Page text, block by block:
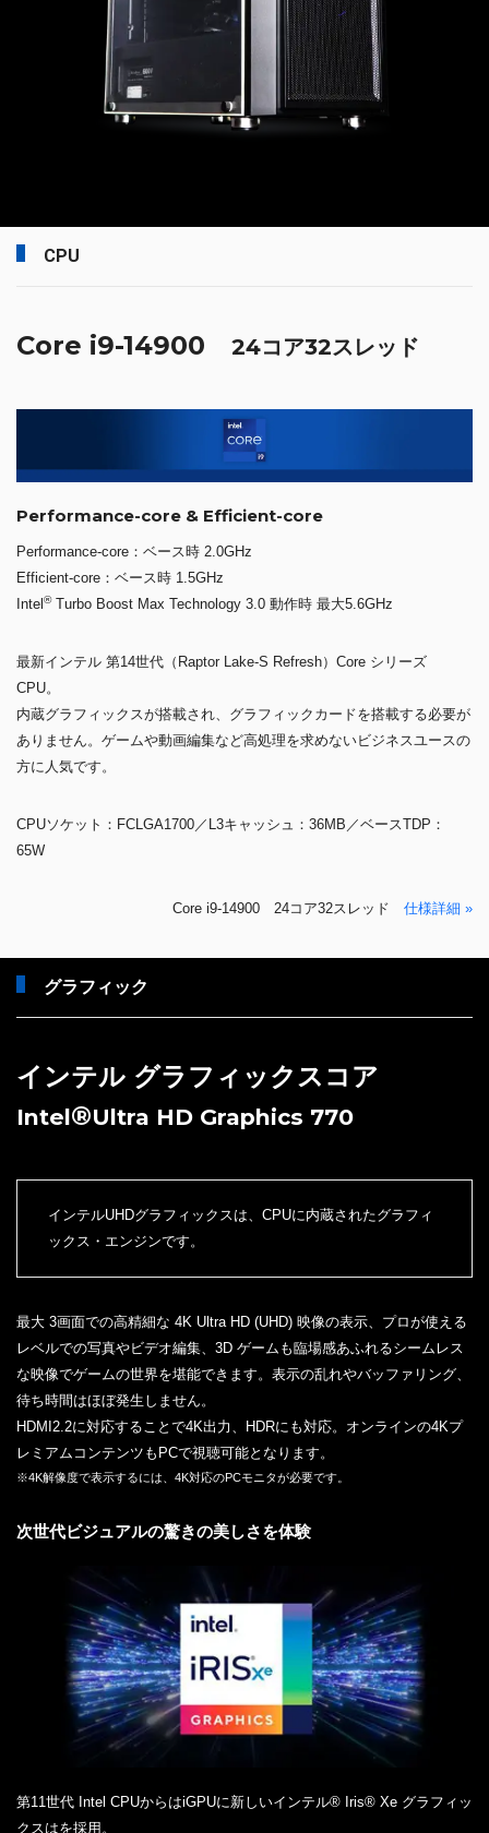
CPU
Core i9-14900 24コア32スレッド
Performance-core & Efficient-core
Performance-core：ベース時 2.0GHz
Efficient-core：ベース時 1.5GHz
Intel®Turbo Boost Max Technology 3.0 動作時 最大5.6GHz
最新インテル 第14世代（Raptor Lake-S Refresh）Core シリーズ
CPU。
内蔵グラフィックスが搭載され、グラフィックカードを搭載する必要が
ありません。ゲームや動画編集など高処理を求めないビジネスユースの
方に人気です。
CPUソケット：FCLGA1700／L3キャッシュ：36MB／ベースTDP：
65W
Core i9-14900 24コア32スレッド 仕様詳細 »
グラフィック
インテル グラフィックスコア
Intel®Ultra HD Graphics 770
インテルUHDグラフィックスは、CPUに内蔵されたグラフィ
ックス・エンジンです。
最大 3画面での高精細な 4K Ultra HD (UHD) 映像の表示、プロが使える
レベルでの写真やビデオ編集、3D ゲームも臨場感あふれるシームレス
な映像でゲームの世界を堪能できます。表示の乱れやバッファリング、
待ち時間はほぼ発生しません。
HDMI2.2に対応することで4K出力、HDRにも対応。オンラインの4Kプ
レミアムコンテンツもPCで視聴可能となります。
※4K解像度で表示するには、4K対応のPCモニタが必要です。
次世代ビジュアルの驚きの美しさを体験
第11世代 Intel CPUからはiGPUに新しいインテル® Iris® Xe グラフィッ
クスはを採用。